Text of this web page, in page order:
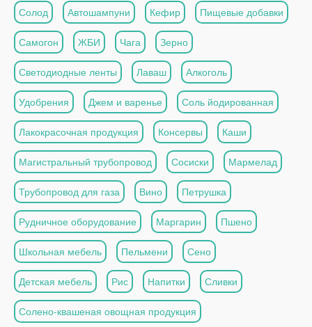
Солод Автошампуни Кефир Пищевые добавки
Самогон ЖБИ Чага Зерно
Светодиодные ленты Лаваш Алкоголь
Удобрения Джем и варенье Соль йодированная
Лакокрасочная продукция Консервы Каши
Магистральный трубопровод Сосиски Мармелад
Трубопровод для газа Вино Петрушка
Рудничное оборудование Маргарин Пшено
Школьная мебель Пельмени Сено
Детская мебель Рис Напитки Сливки
Солено-квашеная овощная продукция